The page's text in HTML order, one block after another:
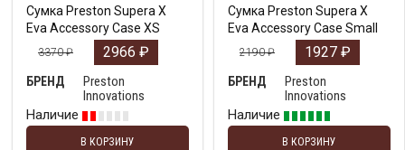
Сумка Preston Supera X
Eva Accessory Case XS
3370₽ 2966 ₽
БРЕНД
Preston
Innovations
Наличие
В КОРЗИНУ
Сумка Preston Supera X
Eva Accessory Case Small
2190₽ 1927 ₽
БРЕНД
Preston
Innovations
Наличие
В КОРЗИНУ